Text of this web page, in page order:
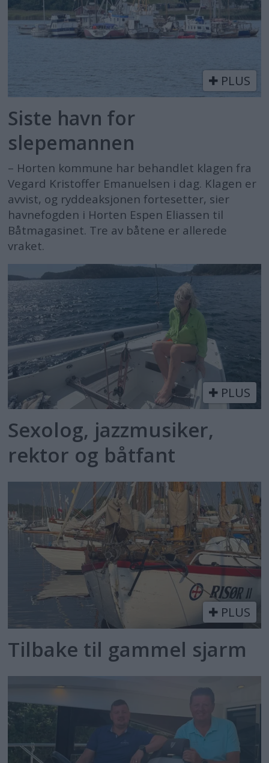
PLUS
Siste havn for
slepemannen
– Horten kommune har behandlet klagen fra
Vegard Kristoffer Emanuelsen i dag. Klagen er
avvist, og ryddeaksjonen fortesetter, sier
havnefogden i Horten Espen Eliassen til
Båtmagasinet. Tre av båtene er allerede
vraket.
PLUS
Sexolog, jazzmusiker,
rektor og båtfant
PLUS
Tilbake til gammel sjarm